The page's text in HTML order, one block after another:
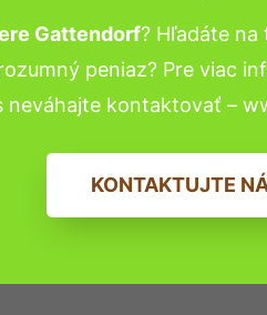
Gattendorf? Hľadáte
peniaz? Pre viac
neváhajte kontaktovať –
KONTAKTUJTE